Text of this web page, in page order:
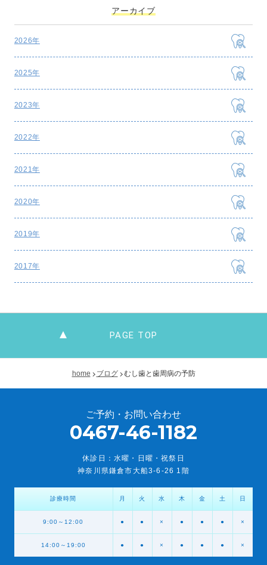
アーカイブ
2026年
2025年
2023年
2022年
2021年
2020年
2019年
2017年
PAGE TOP
home ブログ むし歯と歯周病の予防
ご予約・お問い合わせ
0467-46-1182
休診日：水曜・日曜・祝祭日
神奈川県鎌倉市大船3-6-26 1階
診療時間 月 火 水 木 金 土 日
9:00～12:00 ● ● × ● ● ● ×
14:00～19:00 ● ● × ● ● ● ×